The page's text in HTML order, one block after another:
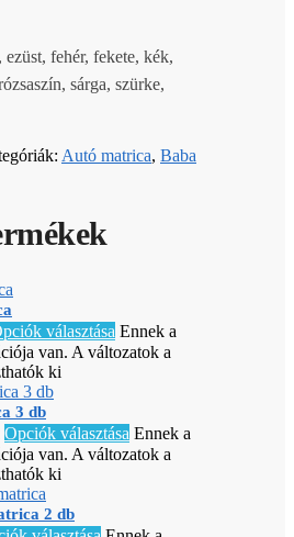
fehér, fekete, kék,
sárga, szürke,
Autó matrica, Baba
választása Ennek a
van. A változatok a
ki
3 db
Opciók választása Ennek a
van. A változatok a
ki
2 db